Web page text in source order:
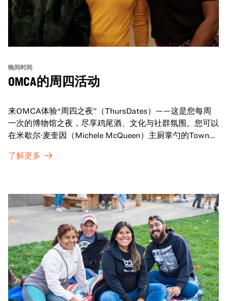
晚间时间
OMCA的周四活动
来OMCA体验“周四之夜”（ThursDates）——这是您每周
一次的博物馆之夜，尽享鸡尾酒、文化与社群氛围。您可以
在米歇尔·麦奎因（Michele McQueen）主厨掌勺的Town
探索那些在夜幕下焕发活力的展厅，那里将呈现快闪表演、
了解更多